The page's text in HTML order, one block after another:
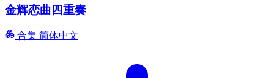
金辉恋曲四重奏
合集 简体中文